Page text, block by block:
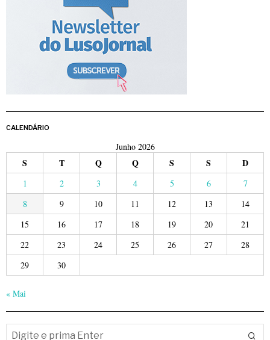
CALENDÁRIO
Junho 2026
S T Q Q S S D
1 2 3 4 5 6
7
8
9 10 11 12 13
14
15
16 17 18 19 20
21
22
23 24 25 26 27
28
29
30
« Mai